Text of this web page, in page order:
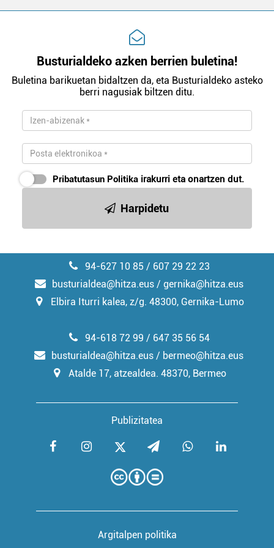
Busturialdeko azken berrien buletina!
Buletina barikuetan bidaltzen da, eta Busturialdeko asteko
berri nagusiak biltzen ditu.
Pribatutasun Politika irakurri eta onartzen dut.
Harpidetu
94-627 10 85 / 607 29 22 23
busturialdea@hitza.eus / gernika@hitza.eus
Elbira Iturri kalea, z/g. 48300, Gernika-Lumo
Publizitatea
94-618 72 99 / 647 35 56 54
busturialdea@hitza.eus / bermeo@hitza.eus
Atalde 17, atzealdea. 48370, Bermeo
Argitalpen politika